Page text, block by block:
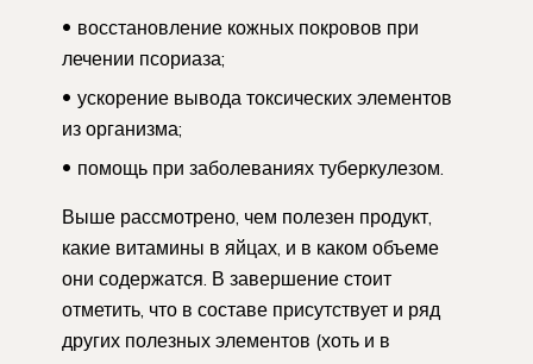
восстановление кожных покровов при
лечении псориаза;
ускорение вывода токсических элементов
из организма;
помощь при заболеваниях туберкулезом.
Выше рассмотрено, чем полезен продукт,
какие витамины в яйцах, и в каком объеме
они содержатся. В завершение стоит
отметить, что в составе присутствует и ряд
других полезных элементов (хоть и в